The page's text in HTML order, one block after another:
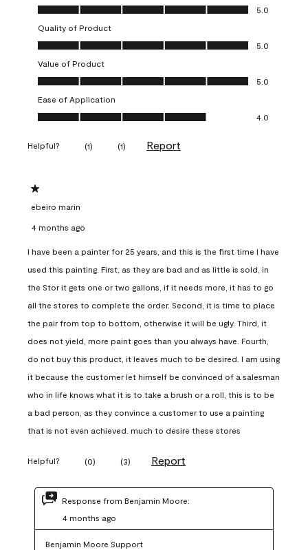
Overall Appearance, 5.0 out of 5
5.0
Quality of Product
Quality of Product, 5.0 out of 5
5.0
Value of Product
Value of Product, 5.0 out of 5
5.0
Ease of Application
Ease of Application, 4.0 out of 5
4.0
Helpful? (1) (1) Report
1 out of 5 stars.
ebeiro marin
4 months ago
I have been a painter for 25 years, and this is the first time I have
used this painting. First, as they are bad and as little is sold, in
the Stor it gets one or two gallons, if it needs more, it has to go
all the stores to complete the order. Second, it is time to place
the pair from top to bottom, otherwise it will be ugly. Third, it
does not yield, more paint goes than you always have. Fourth,
do not buy this product, it leaves much to be desired. I am using
it because the customer let himself be convinced of a salesman
who in life knows what it is to take a brush or a roll, this is to be
a bad person, as they convince a customer to use a painting
that is not even achieved. much to desire these stores
Helpful? (0) (3) Report
Response from Benjamin Moore:
4 months ago
Benjamin Moore Support